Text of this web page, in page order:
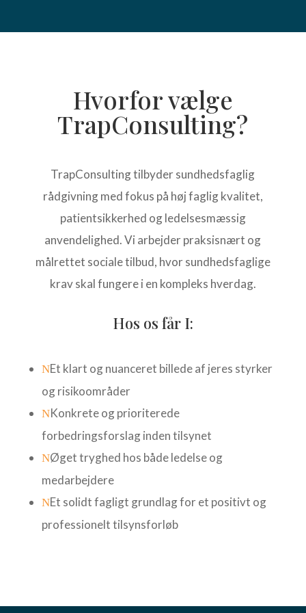
Hvorfor vælge
TrapConsulting?
TrapConsulting tilbyder sundhedsfaglig
rådgivning med fokus på høj faglig kvalitet,
patientsikkerhed og ledelsesmæssig
anvendelighed. Vi arbejder praksisnært og
målrettet sociale tilbud, hvor sundhedsfaglige
krav skal fungere i en kompleks hverdag.
Hos os får I:
NEt klart og nuanceret billede af jeres styrker
og risikoområder
NKonkrete og prioriterede
forbedringsforslag inden tilsynet
NØget tryghed hos både ledelse og
medarbejdere
NEt solidt fagligt grundlag for et positivt og
professionelt tilsynsforløb